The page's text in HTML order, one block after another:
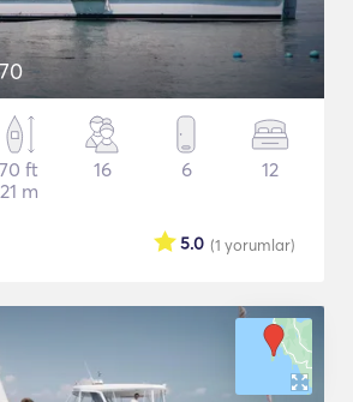
70 ft
21 m
16 6 12
(1 yorumlar)
5.0